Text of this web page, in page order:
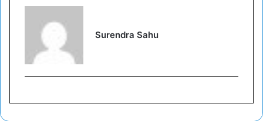
Surendra Sahu